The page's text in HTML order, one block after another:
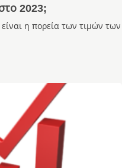
2023;
η πορεία των τιμών των